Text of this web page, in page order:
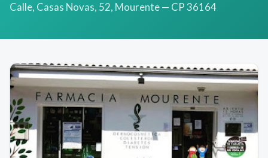
Calle, Casas Novas, 52, Mourente— CP 36164